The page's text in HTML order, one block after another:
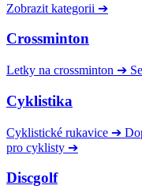
Zobrazit kategorii ➔
Crossminton
Letky na crossminton ➔
Cyklistika
Cyklistické rukavice ➔
pro cyklisty ➔
Discgolf